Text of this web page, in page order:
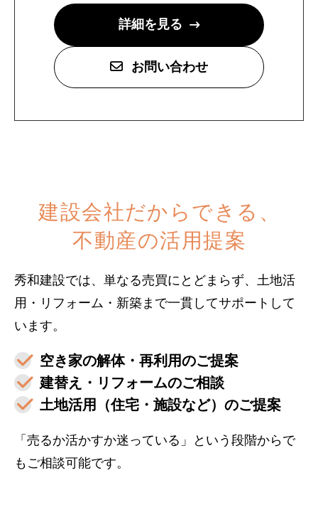
詳細を見る
お問い合わせ
建設会社だからできる、
不動産の活用提案
秀和建設では、単なる売買にとどまらず、土地活
用・リフォーム・新築まで一貫してサポートして
います。
空き家の解体・再利用のご提案
建替え・リフォームのご相談
土地活用（住宅・施設など）のご提案
「売るか活かすか迷っている」という段階からで
もご相談可能です。